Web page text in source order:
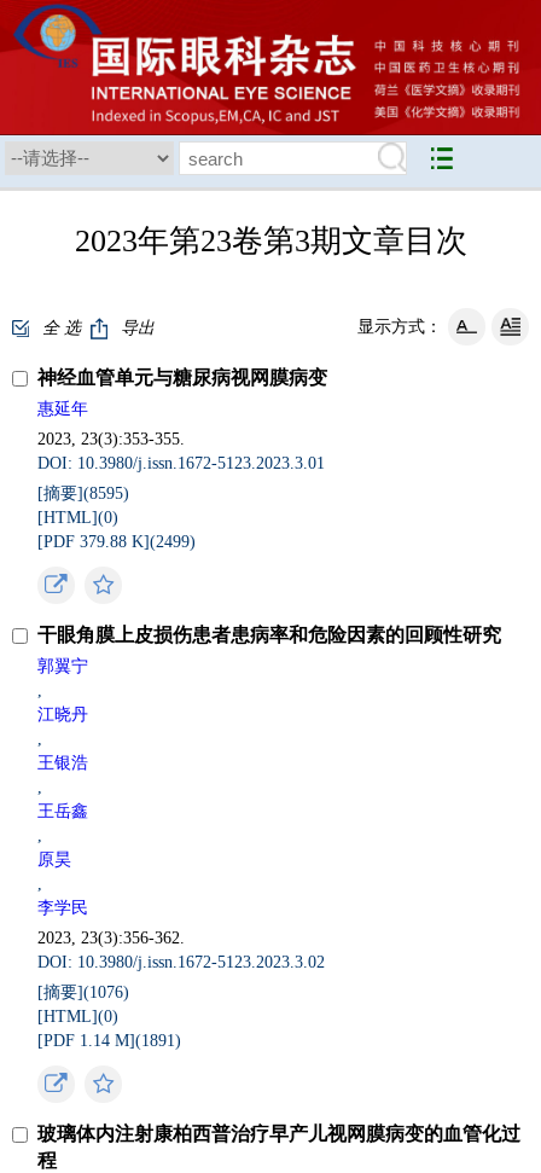
2023年第23卷第3期文章目次
全 选 导出 显示方式：
神经血管单元与糖尿病视网膜病变
惠延年
2023, 23(3):353-355.
DOI: 10.3980/j.issn.1672-5123.2023.3.01
[摘要](8595)
[HTML](0)
[PDF 379.88 K](2499)
干眼角膜上皮损伤患者患病率和危险因素的回顾性研究
郭翼宁
,
江晓丹
,
王银浩
,
王岳鑫
,
原昊
,
李学民
2023, 23(3):356-362.
DOI: 10.3980/j.issn.1672-5123.2023.3.02
[摘要](1076)
[HTML](0)
[PDF 1.14 M](1891)
玻璃体内注射康柏西普治疗早产儿视网膜病变的血管化过
程